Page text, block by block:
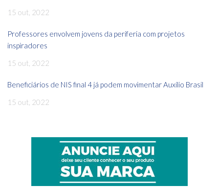
15 out, 2022
Professores envolvem jovens da periferia com projetos
inspiradores
15 out, 2022
Beneficiários de NIS final 4 já podem movimentar Auxílio Brasil
15 out, 2022